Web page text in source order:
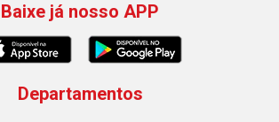
Baixe já nosso APP
Departamentos